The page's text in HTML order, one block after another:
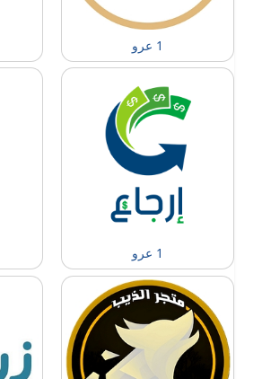
1 عرو
1 عرو